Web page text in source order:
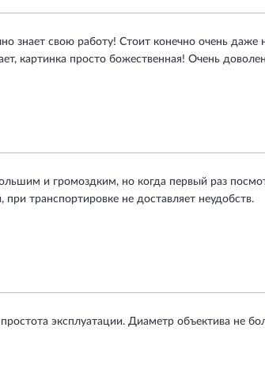
знает свою работу! Стоит конечно очень даже
картинка просто божественная! Очень
и громоздким, но когда первый раз
транспортировке не доставляет неудобств.
эксплуатации. Диаметр объектива не